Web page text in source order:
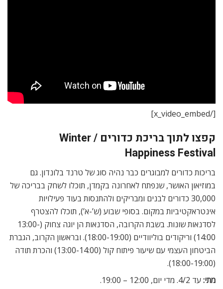
[/x_video_embed]
קפצו לתוך בריכת כדורים / Winter
Happiness Festival
בריכות כדורים למבוגרים כבר נהיה סוג של טרנד בלונדון. גם
במוזיאון האושר, שנפתח לאחרונה בקמדן, תוכלו לשחק בבריכה של
30,000 כדורים לבנים ומבריקים ולהתנסות בעוד פעילויות
אינטראקטיביות במקום. בסופי שבוע (ש’-א’), תוכלו להצטרף
לסדנאות שונות. בשבת הקרובה, הסדנאות הן יוגה צחוק (13:00-
14:00) וריקודים בוליוודיים (18:00-19:00). ובראשון הקרוב, הגברת
הביטחון העצמי עם שיעור פיתוח קול (13:00-14:00) והכרת תודה
(18:00-19:00).
מתי:עד 4/2. מדי יום, 12:00 – 19:00.